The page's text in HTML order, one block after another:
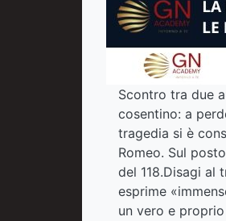
Scontro tra due
cosentino: a
tragedia si è
Romeo. Sul
del 118.Disagi al
esprime
un vero e